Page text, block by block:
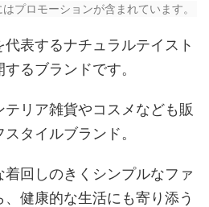
プロモーションが含まれています。
表するナチュラルテイスト
るブランドです。
リア雑貨やコスメなども販
タイルブランド。
回しのきくシンプルなファ
健康的な生活にも寄り添う